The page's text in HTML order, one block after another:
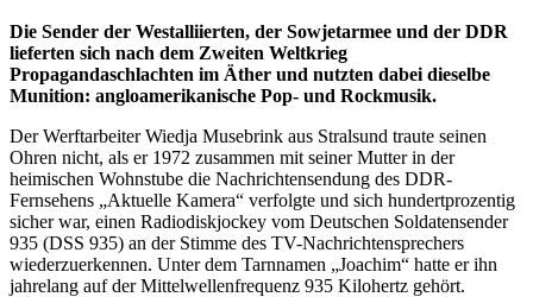
Die Sender der Westalliierten, der Sowjetarmee und der DDR
lieferten sich nach dem Zweiten Weltkrieg
Propagandaschlachten im Äther und nutzten dabei dieselbe
Munition: angloamerikanische Pop- und Rockmusik.
Der Werftarbeiter Wiedja Musebrink aus Stralsund traute seinen
Ohren nicht, als er 1972 zusammen mit seiner Mutter in der
heimischen Wohnstube die Nachrichtensendung des DDR-
Fernsehens „Aktuelle Kamera“ verfolgte und sich hundertprozentig
sicher war, einen Radiodiskjockey vom Deutschen Soldatensender
935 (DSS 935) an der Stimme des TV-Nachrichtensprechers
wiederzuerkennen. Unter dem Tarnnamen „Joachim“ hatte er ihn
jahrelang auf der Mittelwellenfrequenz 935 Kilohertz gehört.